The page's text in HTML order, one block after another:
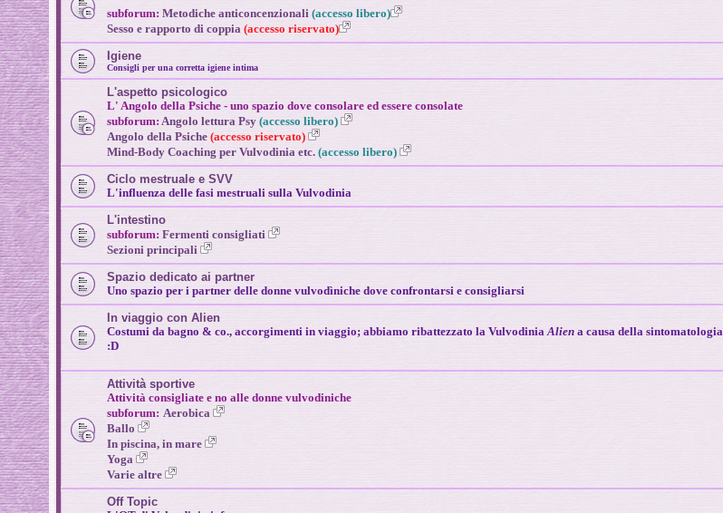
subforum: Metodiche anticoncenzionali (accesso libero)
Sesso e rapporto di coppia(accesso riservato)
Igiene
Consigli per una corretta igiene intima
L'aspetto psicologico
L' Angolo della Psiche - uno spazio dove consolare ed essere consolate
subforum: Angolo lettura Psy(accesso libero)
Angolo della Psiche(accesso riservato)
Mind-Body Coaching per Vulvodinia etc. (accesso libero)
Ciclo mestruale e SVV
L'influenza delle fasi mestruali sulla Vulvodinia
L'intestino
subforum: Fermenti consigliati
Sezioni principali
Spazio dedicato ai partner
Uno spazio per i partner delle donne vulvodìniche dove confrontarsi e consigliarsi
In viaggio con Alien
Costumi da bagno & co., accorgimenti in viaggio; abbiamo ribattezzato la VulvodiniaAlien a causa della sintomatologia
:D
Attività sportive
Attività consigliate e no alle donne vulvodiniche
subforum: Aerobica
Ballo
In piscina, in mare
Yoga
Varie altre
Off Topic